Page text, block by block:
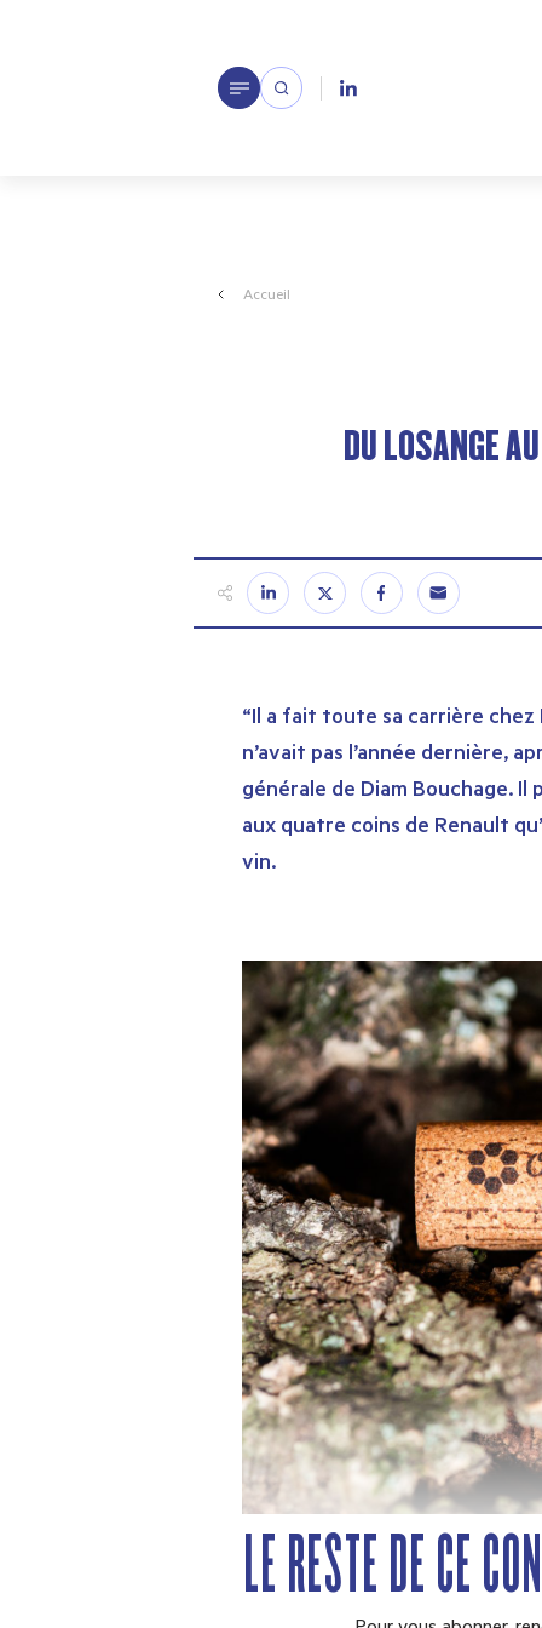
Accueil
DU LOSANGE
“Il a fait toute sa carrière chez
n’avait pas l’année dernière,
générale de Diam Bouchage.
aux quatre coins de Renault
vin.
LE RESTE DE CE